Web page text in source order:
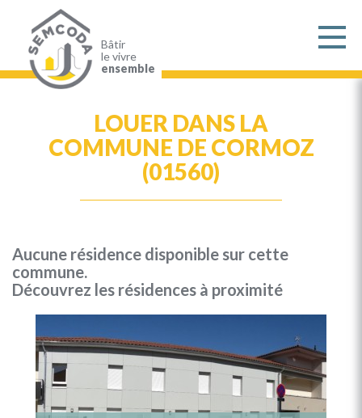
contenu
principal
Bâtir
le vivre
ensemble
LOUER DANS LA
COMMUNE DE CORMOZ
(01560)
Aucune résidence disponible sur cette
commune.
Découvrez les résidences à proximité